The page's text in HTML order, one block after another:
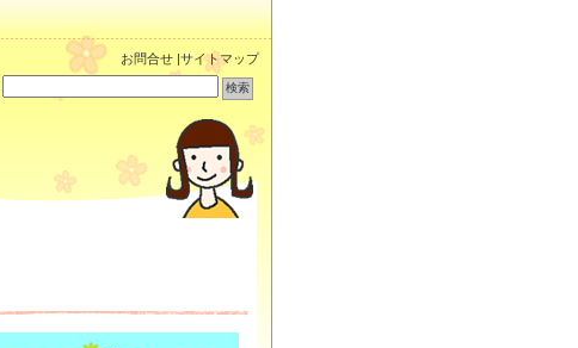
お問合せ |サイトマップ